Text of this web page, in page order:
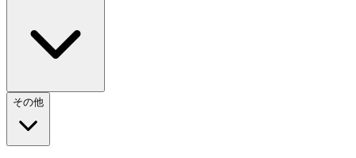
その他